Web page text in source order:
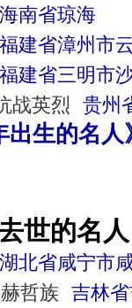
海南省琼海
福建省漳州市
福建省三明市
战英烈 贵州
出生的名人
世的名
湖北省咸宁市
赫哲族 吉林省